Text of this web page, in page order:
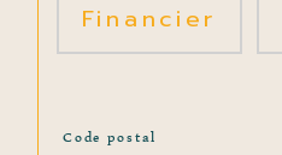
Financier
Code postal